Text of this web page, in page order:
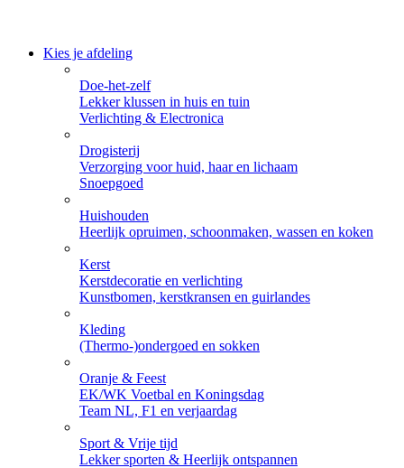
Kies je afdeling
Doe-het-zelf
Lekker klussen in huis en tuin
Verlichting & Electronica
Drogisterij
Verzorging voor huid, haar en lichaam
Snoepgoed
Huishouden
Heerlijk opruimen, schoonmaken, wassen en koken
Kerst
Kerstdecoratie en verlichting
Kunstbomen, kerstkransen en guirlandes
Kleding
(Thermo-)ondergoed en sokken
Oranje & Feest
EK/WK Voetbal en Koningsdag
Team NL, F1 en verjaardag
Sport & Vrije tijd
Lekker sporten & Heerlijk ontspannen